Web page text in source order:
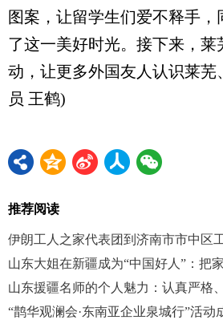
图案，让留学生们爱不释手
了这一美好时光。接下来，莱
动，让更多外国友人认识莱芜
员 王鹤)
推荐阅读
山东大姐在新疆成为“中国好人”：把
“鹊华观澜会·东南亚企业泉城行”活动